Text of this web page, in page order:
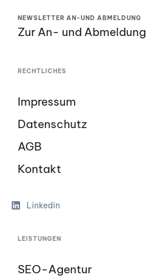
NEWSLETTER AN-UND ABMELDUNG
Zur An- und Abmeldung
RECHTLICHES
Impressum
Datenschutz
AGB
Kontakt
Linkedin
LEISTUNGEN
SEO-Agentur